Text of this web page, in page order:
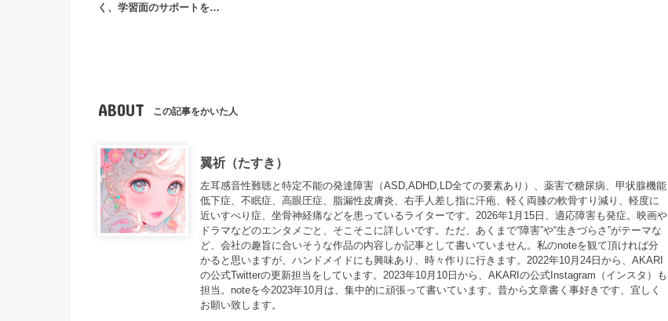
く、学習面のサポートを…
ABOUT この記事をかいた人
翼祈（たすき）
左耳感音性難聴と特定不能の発達障害（ASD,ADHD,LD全ての要素あり）、薬害で糖尿病、甲状腺機能
低下症、不眠症、高眼圧症、脂漏性皮膚炎、右手人差し指に汗疱、軽く両膝の軟骨すり減り、軽度に
近いすべり症、坐骨神経痛などを患っているライターです。2026年1月15日、適応障害も発症。映画や
ドラマなどのエンタメごと、そこそこに詳しいです。ただ、あくまで“障害”や“生きづらさ”がテーマな
ど、会社の趣旨に合いそうな作品の内容しか記事として書いていません。私のnoteを観て頂ければ分
かると思いますが、ハンドメイドにも興味あり、時々作りに行きます。2022年10月24日から、AKARI
の公式Twitterの更新担当をしています。2023年10月10日から、AKARIの公式Instagram（インスタ）も
担当。noteを今2023年10月は、集中的に頑張って書いています。昔から文章書く事好きです、宜しく
お願い致します。